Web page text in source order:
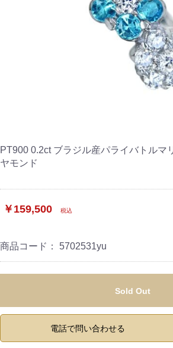
PT900 0.2ct ブラジル産パライバトルマ
ヤモンド
￥159,500 税込
商品コード： 5702531yu
Sold Out
電話で問い合わせる